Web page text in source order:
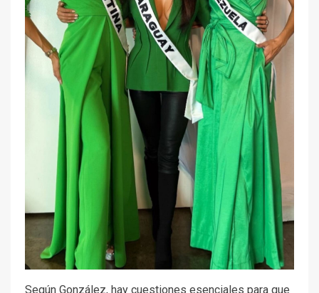
Según González, hay cuestiones esenciales para que